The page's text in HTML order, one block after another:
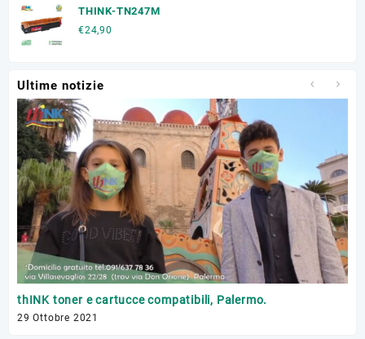
THINK-TN247M
€24,90
Ultime notizie
thINK toner e cartucce compatibili, Palermo.
29 Ottobre 2021